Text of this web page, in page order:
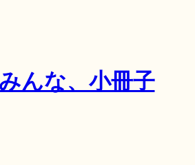
んな、小冊子